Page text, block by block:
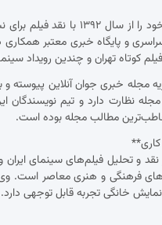
صباحی فعالیت حرفه‌ای
سراسری و پایگاه خبری معتبر
کوتاه تهران و چندین رویداد
تیم تحریریه مجله خبری جوان آنلاین
نظارت دارد و تیم نویسندگان
مطالب مجله بوده است.
تحلیل فیلم‌های سینمای ایران و
فرهنگی و هنری معاصر
خانگی تجربه قابل توجهی دارد.